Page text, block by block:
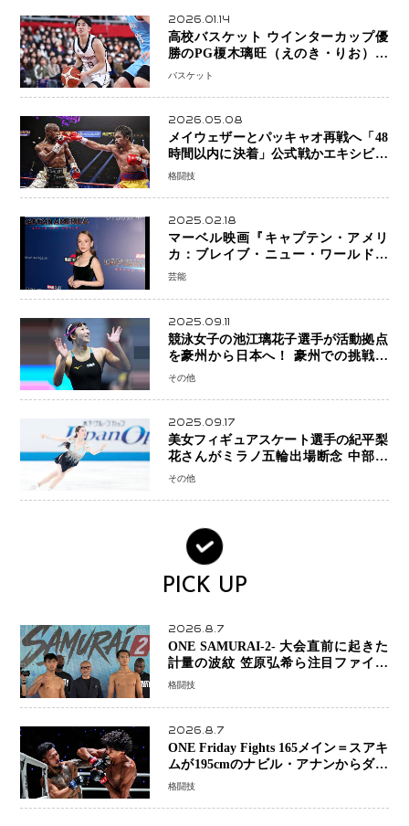
2026.01.14
高校バスケット ウインターカップ優
勝のPG榎木璃旺（えのき・りお）が
プロの現場へ―。
バスケット
2026.05.08
メイウェザーとパッキャオ再戦へ「48
時間以内に決着」公式戦かエキシビシ
ョンか混迷続く
格闘技
2025.02.18
マーベル映画『キャプテン・アメリ
カ：ブレイブ・ニュー・ワールド』
新ブラック・ウィドウ役のシラ・ハー
芸能
2025.09.11
競泳女子の池江璃花子選手が活動拠点
を豪州から日本へ！ 豪州での挑戦を
糧に、28年ロサンゼルス五輪へ再始動
その他
2025.09.17
美女フィギュアスケート選手の紀平梨
花さんがミラノ五輪出場断念 中部選
手権欠場を発表「安全最優先の判断」
その他
PICK UP
2026.8.7
ONE SAMURAI-2- 大会直前に起きた
計量の波紋 笠原弘希ら注目ファイタ
ーは契約体重で決戦へ、山本歩夢と平
格闘技
2026.8.7
ONE Friday Fights 165メイン＝スアキ
ムが195cmのナビル・アナンからダウ
ン奪取！猛反撃を耐え抜き判定勝利、
格闘技